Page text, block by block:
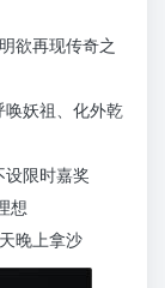
欲再现传奇之
唤妖祖、化外乾
设限时嘉奖
想
晚上拿沙